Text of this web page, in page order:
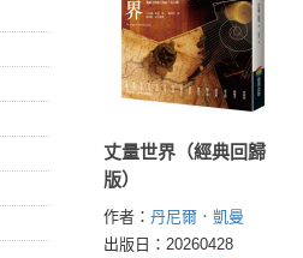
丈量世界（經典回歸
版）
作者： 丹尼爾．凱曼
(Daniel Kehlmann)
出版日：20260428